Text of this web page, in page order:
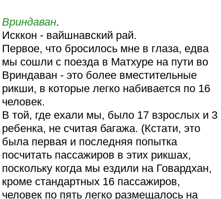
Вриндаван.
Исккон - вайшнавский рай.
Первое, что бросилось мне в глаза, едва
мы сошли с поезда в Матхуре на пути во
Вриндаван - это более вместительные
рикши, в которые легко набивается по 16
человек.
В той, где ехали мы, было 17 взрослых и 3
ребенка, не считая багажа. (Кстати, это
была первая и последняя попытка
посчитать пассажиров в этих рикшах,
поскольку когда мы ездили на Говардхан,
кроме стандартных 16 пассажиров,
человек по пять легко размещалось на